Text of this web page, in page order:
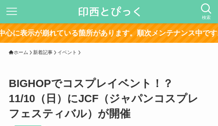
検索
崩れている箇所があります。順次メンテナンス中です。
ホーム 新着記事 イベント
BIGHOPでコスプレイベント！？
11/10（日）にJCF（ジャパンコスプレ
フェスティバル）が開催